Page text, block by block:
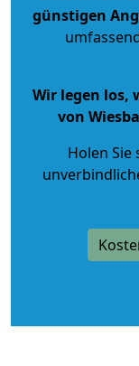
günstigen
Wir legen los,
von
Holen